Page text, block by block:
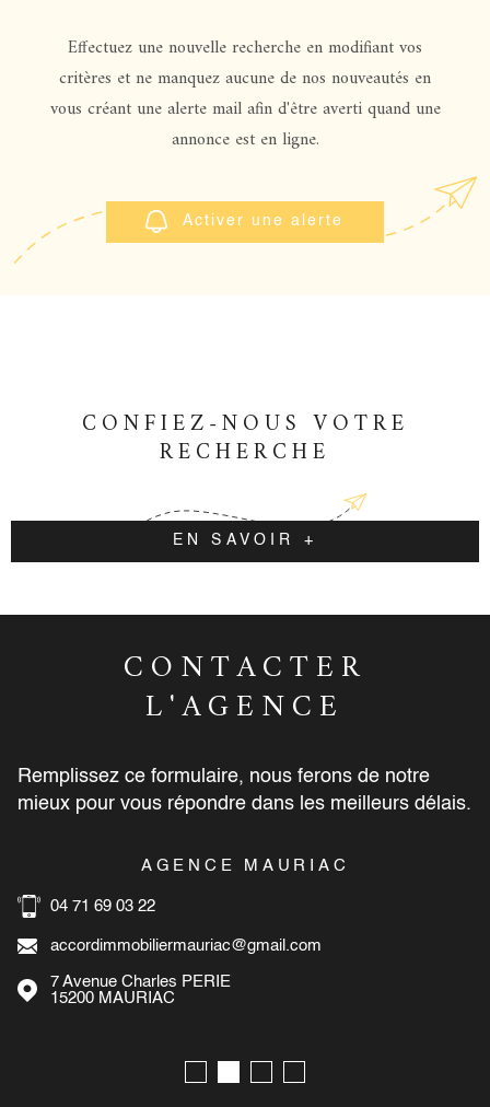
GESTION
CONTACT
Effectuez une nouvelle recherche en modifiant vos
critères et ne manquez aucune de nos nouveautés en
vous créant une alerte mail afin d'être averti quand une
annonce est en ligne.
Activer une alerte
CONFIEZ-NOUS VOTRE
RECHERCHE
EN SAVOIR +
CONTACTER
L'AGENCE
Remplissez ce formulaire, nous ferons de notre
mieux pour vous répondre dans les meilleurs délais.
AGENCE MAURIAC
04 71 69 03 22
accordimmobiliermauriac@gmail.com
7 Avenue Charles PERIE
15200
MAURIAC
RÉFÉRENCE
PARTICULARITÉ
RECHERCHER